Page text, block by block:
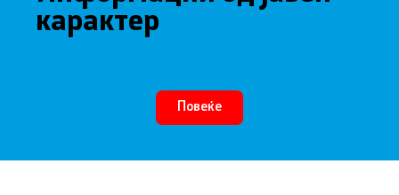
карактер
Повеќе